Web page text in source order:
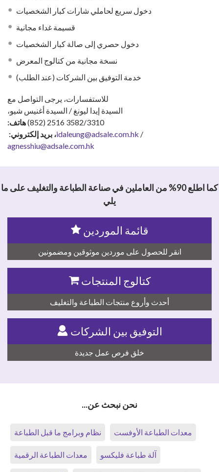
دخول سريع لحاملي شارات كبار الشخصيات
قسيمة غداء مجانية
دخول حصري إلى صالة كبار الشخصيات
نسخة مجانية من كتالوج المعرض
خدمة التوفيق بين الشركات (عند الطلب)
للاستفسارات، يرجى التواصل مع
السيدة إيدا ليونغ / السيدة أغنيس شيو،
هاتف:(852) 2516 3582/3310
، بريد إلكتروني:idaleung@adsale.com.hk /
agnesshiu@adsale.com.hk
كما اطلع 90% من العاملين في صناعة الطباعة والتغليف على ما
يلي
قائمة الموردين
انقر للحصول على موردين موثوقين ومضمونين
كتالوج المنتجات
أحدث وأروع منتجات الطباعة والتغليف
التوفيق بين الشركات
خلق فرص عمل جديدة
نحن نبحث عن...
نظام وبرامج ما قبل الطباعة معدات الطباعة الأوفست
معدات الطباعة الرقمية آلة طباعة فليكسو